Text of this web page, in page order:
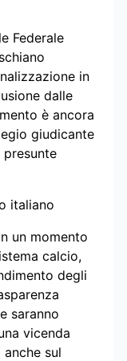
Federale
in
dalle
è ancora
giudicante
presunte
italiano
un momento
calcio,
degli
saranno
vicenda
sul